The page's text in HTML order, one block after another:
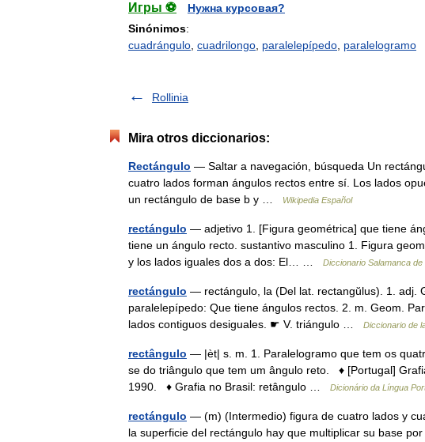
Игры ⚽
Нужна курсовая?
Sinónimos:
cuadrángulo cuadrilongo paralelepípedo paralelogramo
Rollinia
Mira otros diccionarios:
Rectángulo — Saltar a navegación, búsqueda Un
cuatro lados forman ángulos rectos entre sí. Los lados
un rectángulo de base b y …
Wikipedia Español
rectángulo — adjetivo 1. [Figura geométrica] que tiene
tiene un ángulo recto. sustantivo masculino 1. Figura
y los lados iguales dos a dos: El… …
Diccionario Salamanca
rectángulo — rectángulo, la (Del lat. rectangŭlus). 1. adj.
paralelepípedo: Que tiene ángulos rectos. 2. m. Geom.
lados contiguos desiguales. ☛ V. triángulo …
Diccionario de
rectângulo — |èt| s. m. 1. Paralelogramo que tem os
se do triângulo que tem um ângulo reto. ♦ [Portugal]
1990. ♦ Grafia no Brasil: retângulo …
Dicionário da Língua
rectángulo — (m) (Intermedio) figura de cuatro lados y
la superficie del rectángulo hay que multiplicar su base